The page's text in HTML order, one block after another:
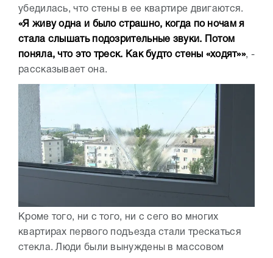
убедилась, что стены в ее квартире двигаются.
«Я живу одна и было страшно, когда по ночам я
стала слышать подозрительные звуки. Потом
поняла, что это треск. Как будто стены «ходят»», -
рассказывает она.
Кроме того, ни с того, ни с сего во многих
квартирах первого подъезда стали трескаться
стекла. Люди были вынуждены в массовом